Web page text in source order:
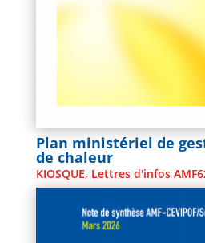
Plan ministériel de
de chaleur
KIOSQUE, Lettres d'infos